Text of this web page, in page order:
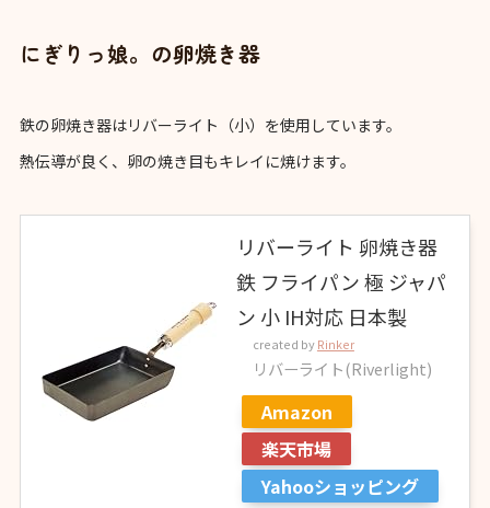
にぎりっ娘。の卵焼き器
鉄の卵焼き器はリバーライト（小）を使用しています。
熱伝導が良く、卵の焼き目もキレイに焼けます。
リバーライト 卵焼き器
鉄 フライパン 極 ジャパ
ン 小 IH対応 日本製
created by Rinker
リバーライト(Riverlight)
Amazon
楽天市場
Yahooショッピング